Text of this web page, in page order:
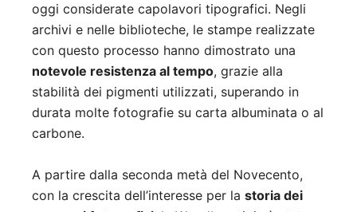
oggi considerate capolavori tipografici. Negli
archivi e nelle biblioteche, le stampe realizzate
con questo processo hanno dimostrato una
notevole resistenza al tempo, grazie alla
stabilità dei pigmenti utilizzati, superando in
durata molte fotografie su carta albuminata o al
carbone.
A partire dalla seconda metà del Novecento,
con la crescita dell’interesse per la storia dei